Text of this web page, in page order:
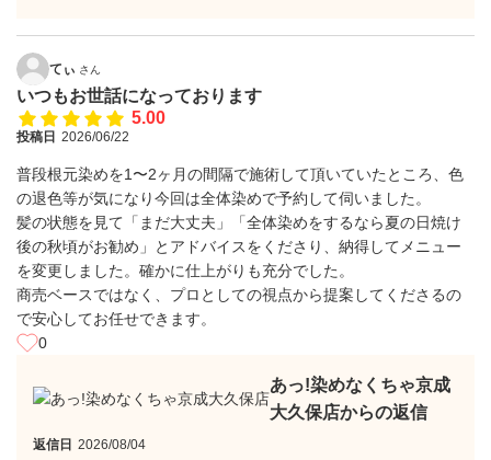
てぃ さん
いつもお世話になっております
5.00
投稿日 2026/06/22
普段根元染めを1〜2ヶ月の間隔で施術して頂いていたところ、色
の退色等が気になり今回は全体染めで予約して伺いました。
髪の状態を見て「まだ大丈夫」「全体染めをするなら夏の日焼け
後の秋頃がお勧め」とアドバイスをくださり、納得してメニュー
を変更しました。確かに仕上がりも充分でした。
商売ベースではなく、プロとしての視点から提案してくださるの
で安心してお任せできます。
0
あっ!染めなくちゃ京成
大久保店からの返信
返信日 2026/08/04